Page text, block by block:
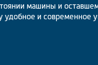
машины и
удобное и современное